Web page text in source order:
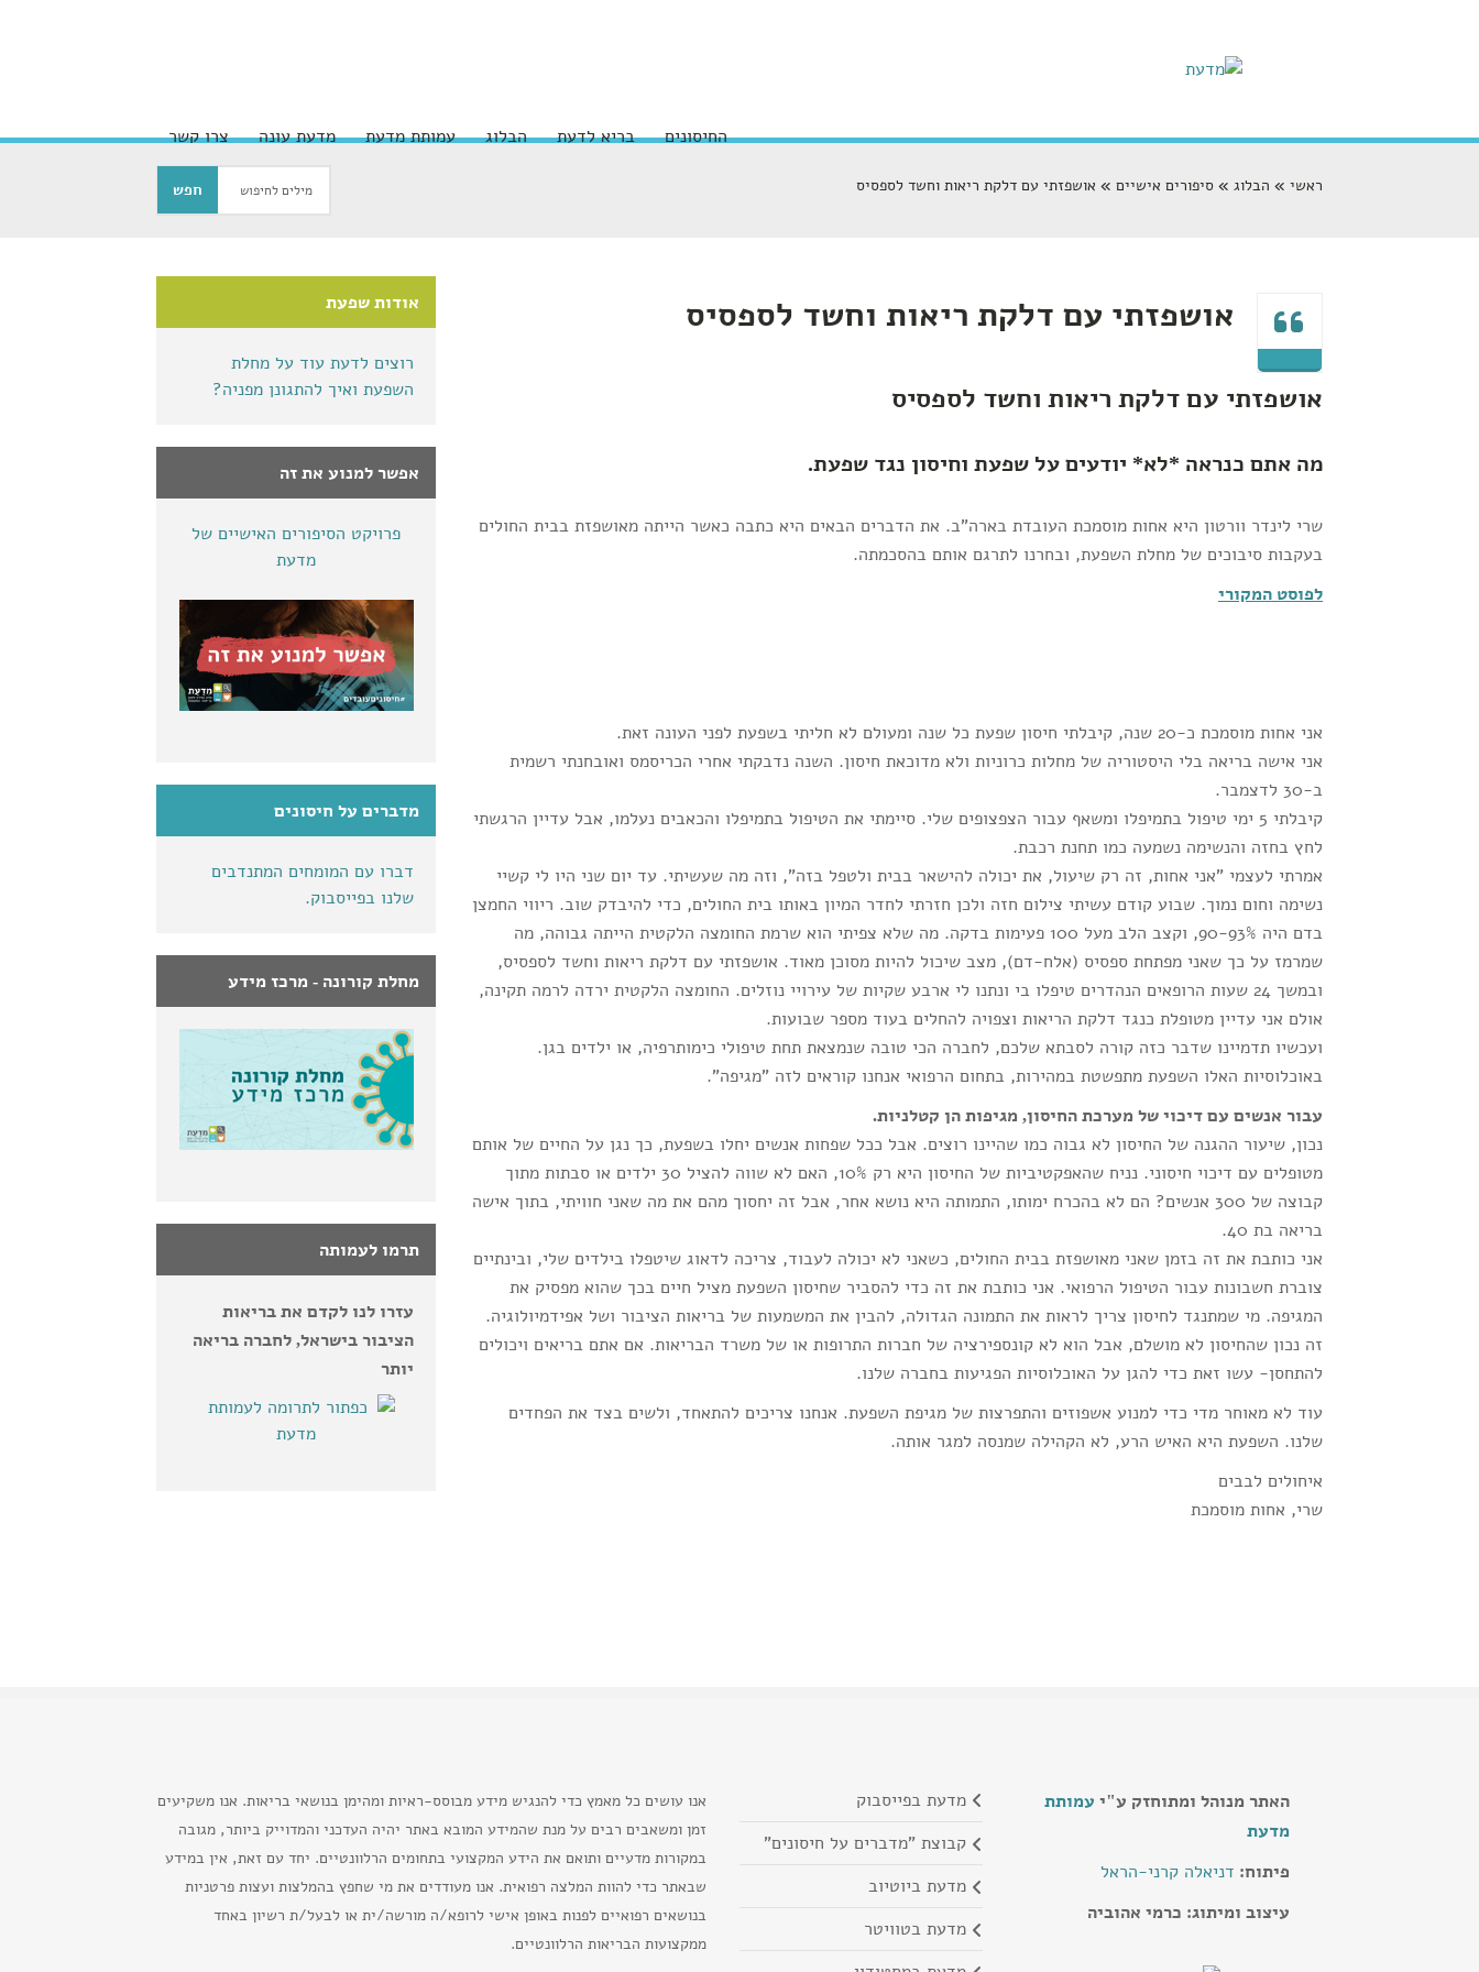
החיסונים בריא לדעת הבלוג עמותת מדעת מדעת עונה צרו קשר
ראשי הבלוג סיפורים אישיים אושפזתי עם דלקת ריאות וחשד לספסיס
אודות שפעת
רוצים לדעת עוד על מחלת
השפעת ואיך להתגונן מפניה?
אפשר למנוע את זה
פרויקט הסיפורים האישיים של
מדעת
מדברים על חיסונים
דברו עם המומחים המתנדבים
שלנו בפייסבוק.
מחלת קורונה - מרכז מידע
תרמו לעמותה
עזרו לנו לקדם את בריאות
הציבור בישראל, לחברה בריאה
יותר
אושפזתי עם דלקת ריאות וחשד לספסיס
אושפזתי עם דלקת ריאות וחשד לספסיס
מה אתם כנראה *לא* יודעים על שפעת וחיסון נגד שפעת.
שרי לינדר וורטון היא אחות מוסמכת העובדת בארה"ב. את הדברים הבאים היא כתבה כאשר הייתה מאושפזת בבית החולים
בעקבות סיבוכים של מחלת השפעת, ובחרנו לתרגם אותם בהסכמתה.
לפוסט המקורי
אני אחות מוסמכת כ-20 שנה, קיבלתי חיסון שפעת כל שנה ומעולם לא חליתי בשפעת לפני העונה זאת.
אני אישה בריאה בלי היסטוריה של מחלות כרוניות ולא מדוכאת חיסון. השנה נדבקתי אחרי הכריסמס ואובחנתי רשמית
ב-30 לדצמבר.
קיבלתי 5 ימי טיפול בתמיפלו ומשאף עבור הצפצופים שלי. סיימתי את הטיפול בתמיפלו והכאבים נעלמו, אבל עדיין הרגשתי
לחץ בחזה והנשימה נשמעה כמו תחנת רכבת.
אמרתי לעצמי "אני אחות, זה רק שיעול, את יכולה להישאר בבית ולטפל בזה", וזה מה שעשיתי. עד יום שני היו לי קשיי
נשימה וחום נמוך. שבוע קודם עשיתי צילום חזה ולכן חזרתי לחדר המיון באותו בית החולים, כדי להיבדק שוב. ריווי החמצן
בדם היה 90-93%, וקצב הלב מעל 100 פעימות בדקה. מה שלא צפיתי הוא שרמת החומצה הלקטית הייתה גבוהה, מה
שמרמז על כך שאני מפתחת ספסיס (אלח-דם), מצב שיכול להיות מסוכן מאוד. אושפזתי עם דלקת ריאות וחשד לספסיס,
ובמשך 24 שעות הרופאים הנהדרים טיפלו בי ונתנו לי ארבע שקיות של עירויי נוזלים. החומצה הלקטית ירדה לרמה תקינה,
אולם אני עדיין מטופלת כנגד דלקת הריאות וצפויה להחלים בעוד מספר שבועות.
ועכשיו תדמיינו שדבר כזה קורה לסבתא שלכם, לחברה הכי טובה שנמצאת תחת טיפולי כימותרפיה, או ילדים בגן.
באוכלוסיות האלו השפעת מתפשטת במהירות, בתחום הרפואי אנחנו קוראים לזה "מגיפה".
עבור אנשים עם דיכוי של מערכת החיסון, מגיפות הן קטלניות.
נכון, שיעור ההגנה של החיסון לא גבוה כמו שהיינו רוצים. אבל ככל שפחות אנשים יחלו בשפעת, כך נגן על החיים של אותם
מטופלים עם דיכוי חיסוני. נניח שהאפקטיביות של החיסון היא רק 10%, האם לא שווה להציל 30 ילדים או סבתות מתוך
קבוצה של 300 אנשים? הם לא בהכרח ימותו, התמותה היא נושא אחר, אבל זה יחסוך מהם את מה שאני חוויתי, בתוך אישה
בריאה בת 40.
אני כותבת את זה בזמן שאני מאושפזת בבית החולים, כשאני לא יכולה לעבוד, צריכה לדאוג שיטפלו בילדים שלי, ובינתיים
צוברת חשבונות עבור הטיפול הרפואי. אני כותבת את זה כדי להסביר שחיסון השפעת מציל חיים בכך שהוא מפסיק את
המגיפה. מי שמתנגד לחיסון צריך לראות את התמונה הגדולה, להבין את המשמעות של בריאות הציבור ושל אפידמיולוגיה.
זה נכון שהחיסון לא מושלם, אבל הוא לא קונספירציה של חברות התרופות או של משרד הבריאות. אם אתם בריאים ויכולים
להתחסן- עשו זאת כדי להגן על האוכלוסיות הפגיעות בחברה שלנו.
עוד לא מאוחר מדי כדי למנוע אשפוזים והתפרצות של מגיפת השפעת. אנחנו צריכים להתאחד, ולשים בצד את הפחדים
שלנו. השפעת היא האיש הרע, לא הקהילה שמנסה למגר אותה.
איחולים לבבים
שרי, אחות מוסמכת
האתר מנוהל ומתוחזק ע"י עמותת
מדעת
פיתוח: דניאלה קרני-הראל
עיצוב ומיתוג: כרמי אהוביה
מדעת בפייסבוק
קבוצת "מדברים על חיסונים"
מדעת ביוטיוב
מדעת בטוויטר
אנו עושים כל מאמץ כדי להנגיש מידע מבוסס-ראיות ומהימן בנושאי בריאות. אנו משקיעים
זמן ומשאבים רבים על מנת שהמידע המובא באתר יהיה העדכני והמדוייק ביותר, מגובה
במקורות מדעיים ותואם את הידע המקצועי בתחומים הרלוונטיים. יחד עם זאת, אין במידע
שבאתר כדי להוות המלצה רפואית. אנו מעודדים את מי שחפץ בהמלצות ועצות פרטניות
בנושאים רפואיים לפנות באופן אישי לרופא/ה מורשה/ית או לבעל/ת רשיון באחד
ממקצועות הבריאות הרלוונטיים.